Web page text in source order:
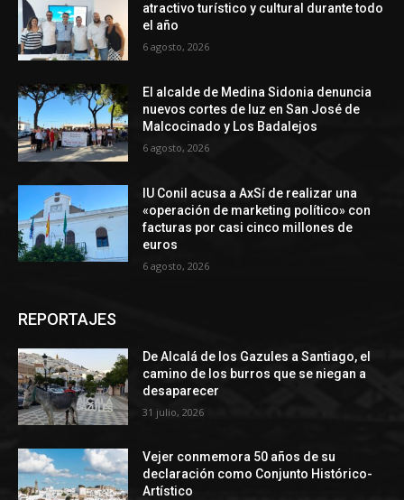
atractivo turístico y cultural durante todo
el año
6 agosto, 2026
El alcalde de Medina Sidonia denuncia
nuevos cortes de luz en San José de
Malcocinado y Los Badalejos
6 agosto, 2026
IU Conil acusa a AxSí de realizar una
«operación de marketing político» con
facturas por casi cinco millones de
euros
6 agosto, 2026
REPORTAJES
De Alcalá de los Gazules a Santiago, el
camino de los burros que se niegan a
desaparecer
31 julio, 2026
Vejer conmemora 50 años de su
declaración como Conjunto Histórico-
Artístico